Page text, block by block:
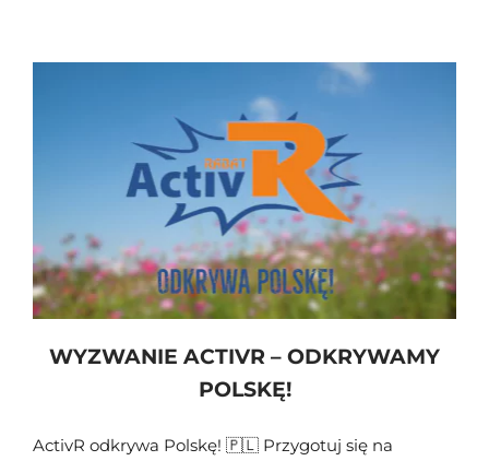
WYZWANIE ACTIVR – ODKRYWAMY
POLSKĘ!
ActivR odkrywa Polskę! 🇵🇱 Przygotuj się na